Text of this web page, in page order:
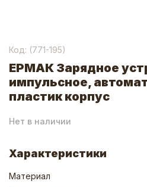
Код: (771-195)
ЕРМАК Зарядное
импульсное,
пластик корпус
Нет в наличии
Характеристики
Материал